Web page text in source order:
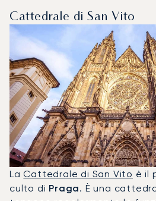
Cattedrale di San Vito
LaCattedrale di San Vito è il
culto di Praga. È una